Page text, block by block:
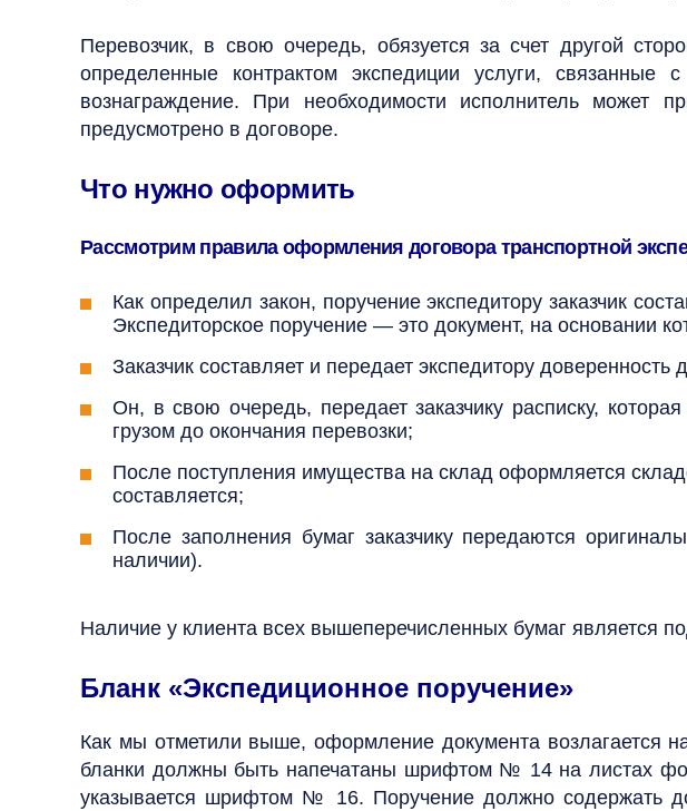
Перевозчик, в свою очередь, обязуется за счет другой
определенные контрактом экспедиции услуги,
вознаграждение. При необходимости исполнитель может
предусмотрено в договоре.
Что нужно оформить
Рассмотрим правила оформления договора транспортной
Как определил закон, поручение экспедитору заказчик
Экспедиторское поручение — это документ, на основании
Заказчик составляет и передает экспедитору
Он, в свою очередь, передает заказчику расписку,
грузом до окончания перевозки;
После поступления имущества на склад оформляется
составляется;
После заполнения бумаг заказчику передаются
наличии).
Наличие у клиента всех вышеперечисленных бумаг является
Бланк «Экспедиционное поручение»
Как мы отметили выше, оформление документа возлагается
бланки должны быть напечатаны шрифтом № 14 на листах
указывается шрифтом № 16. Поручение должно содержать